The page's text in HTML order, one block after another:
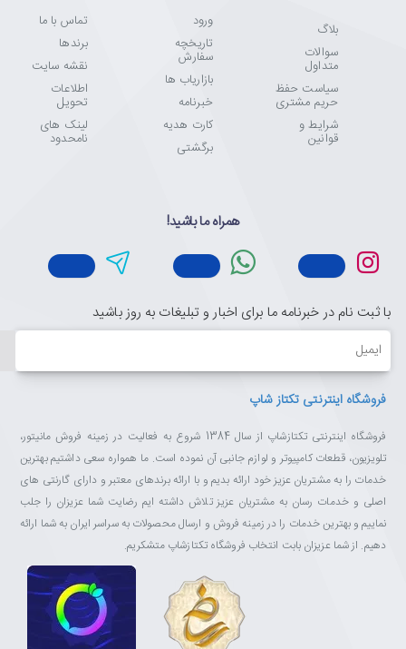
بلاگ
سوالات
متداول
سیاست حفظ
حریم مشتری
شرایط و
قوانین
ورود
تاریخچه
سفارش
بازاریاب ها
خبرنامه
کارت هدیه
برگشتی
تماس با ما
برندها
نقشه سایت
اطلاعات
تحویل
لینک های
نامحدود
همراه ما باشید!
با ثبت نام در خبرنامه ما برای اخبار و تبلیغات به روز باشید
ایمیل
فروشگاه اینترنتی تکتاز شاپ
فروشگاه اینترنتی تکتازشاپ از سال 1384 شروع به فعالیت در زمینه فروش مانیتور،
تلویزیون، قطعات کامپیوتر و لوازم جانبی آن نموده است. ما همواره سعی داشتیم بهترین
خدمات را به مشتریان عزیز خود ارائه بدیم و با ارائه برندهای معتبر و دارای گارنتی های
اصلی و خدمات رسان به مشتریان عزیز تلاش داشته ایم رضایت شما عزیزان را جلب
نماییم و بهترین خدمات را در زمینه فروش و ارسال محصولات به سراسر ایران به شما ارائه
دهیم. از شما عزیزان بابت انتخاب فروشگاه تکتازشاپ متشکریم.